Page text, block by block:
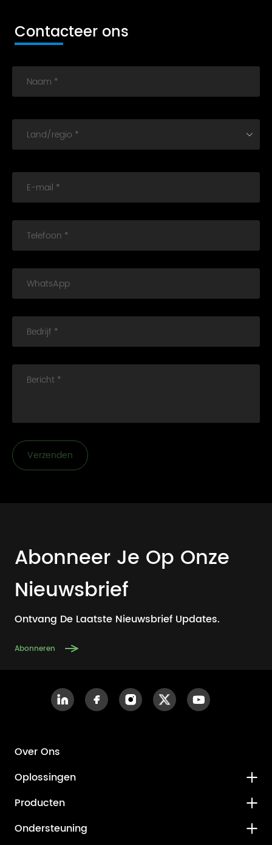
Contacteer ons
Naam *
Land/regio *
E-mail *
Telefoon *
WhatsApp
Bedrijf *
Bericht *
Verzenden
Abonneer Je Op Onze
Nieuwsbrief
Ontvang De Laatste Nieuwsbrief Updates.
Abonneren
Over Ons
Oplossingen
Producten
Ondersteuning